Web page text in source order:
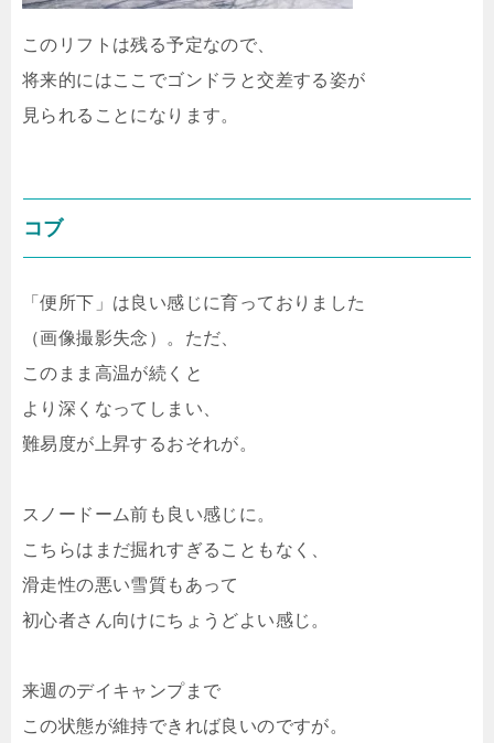
このリフトは残る予定なので、
将来的にはここでゴンドラと交差する姿が
見られることになります。
コブ
「便所下」は良い感じに育っておりました
（画像撮影失念）。ただ、
このまま高温が続くと
より深くなってしまい、
難易度が上昇するおそれが。
スノードーム前も良い感じに。
こちらはまだ掘れすぎることもなく、
滑走性の悪い雪質もあって
初心者さん向けにちょうどよい感じ。
来週のデイキャンプまで
この状態が維持できれば良いのですが。